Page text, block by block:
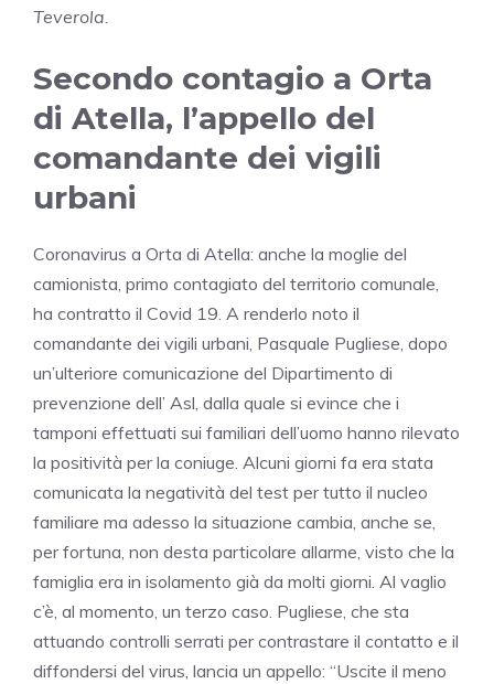
Teverola.
Secondo contagio a Orta
di Atella, l’appello del
comandante dei vigili
urbani
Coronavirus a Orta di Atella: anche la moglie del
camionista, primo contagiato del territorio comunale,
ha contratto il Covid 19. A renderlo noto il
comandante dei vigili urbani, Pasquale Pugliese, dopo
un’ulteriore comunicazione del Dipartimento di
prevenzione dell’ Asl, dalla quale si evince che i
tamponi effettuati sui familiari dell’uomo hanno rilevato
la positività per la coniuge. Alcuni giorni fa era stata
comunicata la negatività del test per tutto il nucleo
familiare ma adesso la situazione cambia, anche se,
per fortuna, non desta particolare allarme, visto che la
famiglia era in isolamento già da molti giorni. Al vaglio
c’è, al momento, un terzo caso. Pugliese, che sta
attuando controlli serrati per contrastare il contatto e il
diffondersi del virus, lancia un appello: “Uscite il meno